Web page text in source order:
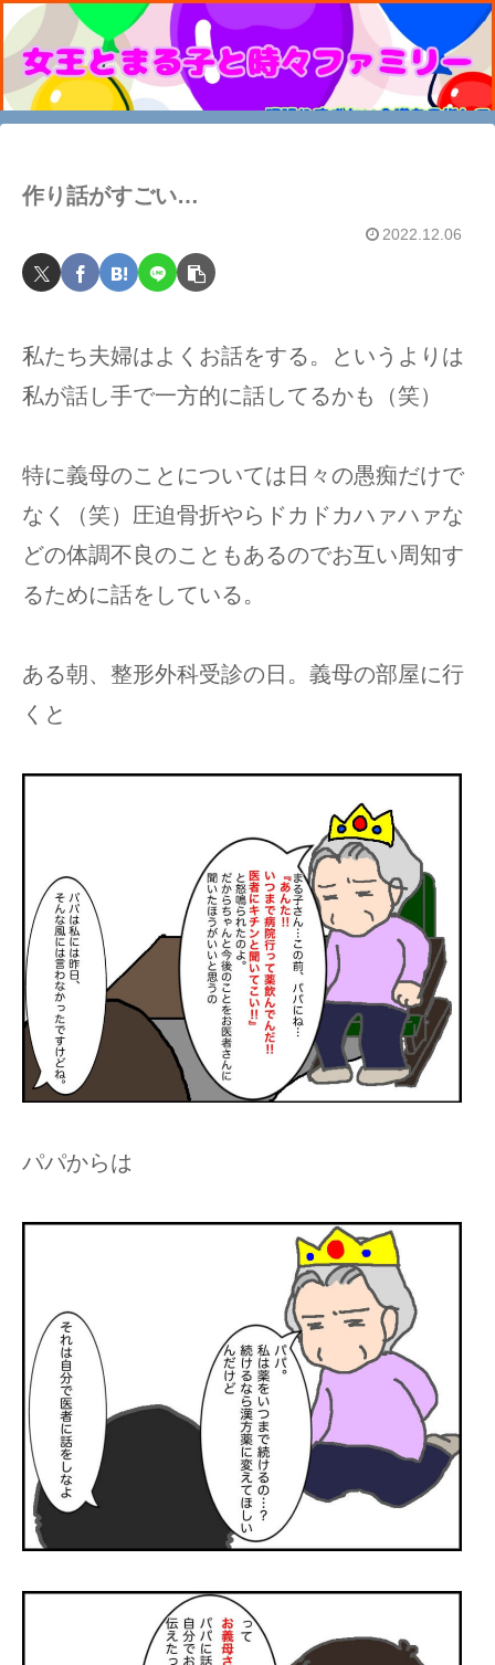
作り話がすごい…
2022.12.06
私たち夫婦はよくお話をする。というよりは
私が話し手で一方的に話してるかも（笑）
特に義母のことについては日々の愚痴だけで
なく（笑）圧迫骨折やらドカドカハァハァな
どの体調不良のこともあるのでお互い周知す
るために話をしている。
ある朝、整形外科受診の日。義母の部屋に行
くと
パパからは